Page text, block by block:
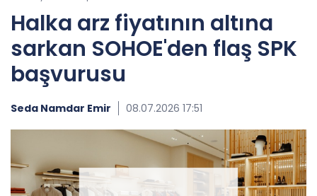
Halka arz fiyatının altına
sarkan SOHOE'den flaş SPK
başvurusu
Seda Namdar Emir 08.07.2026 17:51